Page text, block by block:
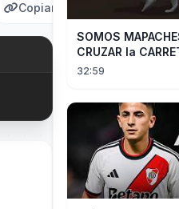
Copiar
SOMOS
CRUZAR la
32:59